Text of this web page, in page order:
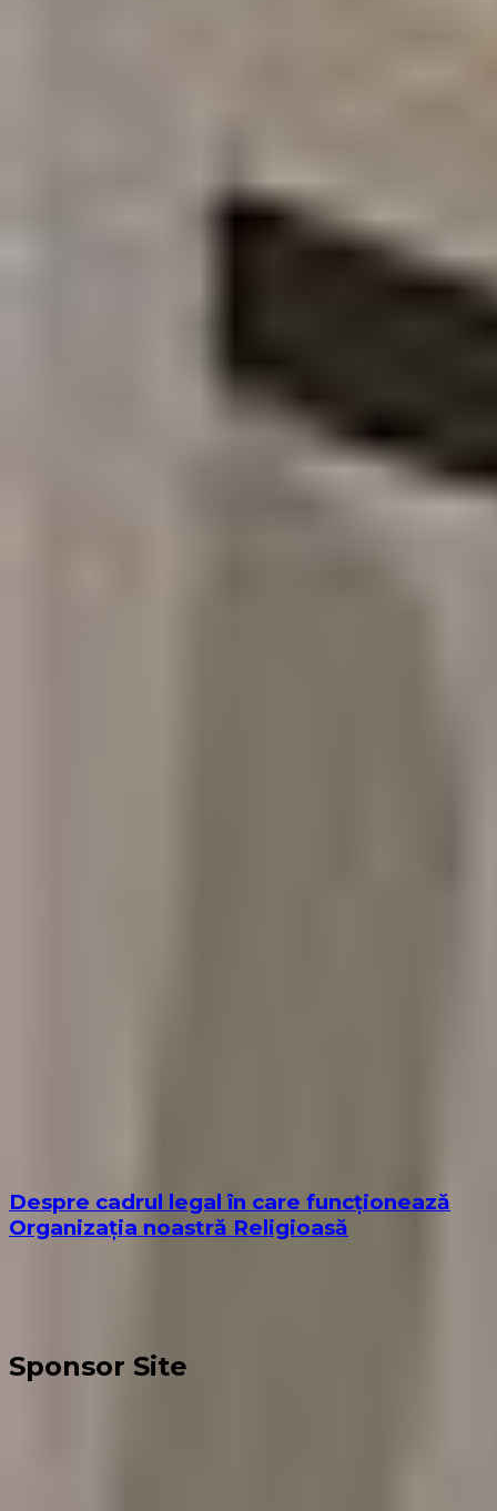
Despre cadrul legal în care funcționează
Organizația noastră Religioasă
Sponsor Site